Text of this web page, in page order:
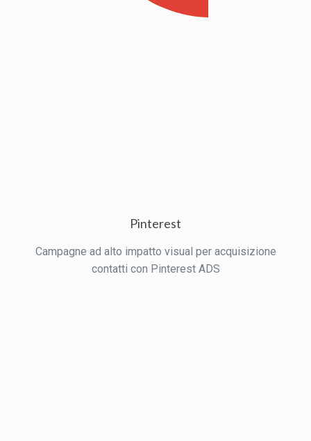
Pinterest
Campagne ad alto impatto visual per acquisizione
contatti con Pinterest ADS